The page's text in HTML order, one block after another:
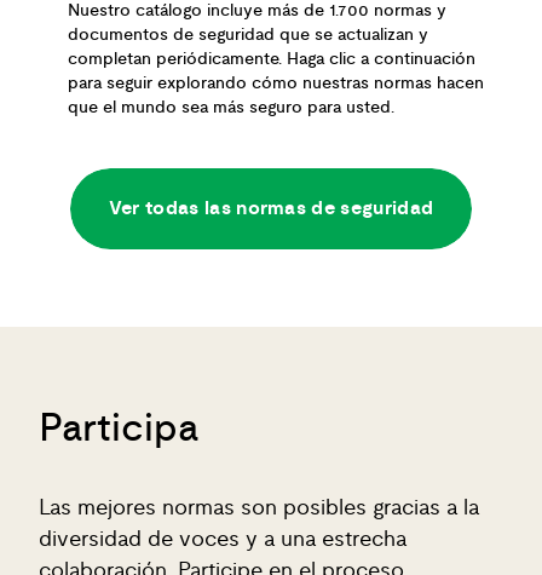
Nuestro catálogo incluye más de 1.700 normas y
documentos de seguridad que se actualizan y
completan periódicamente. Haga clic a continuación
para seguir explorando cómo nuestras normas hacen
que el mundo sea más seguro para usted.
Ver todas las normas de seguridad
Participa
Las mejores normas son posibles gracias a la
diversidad de voces y a una estrecha